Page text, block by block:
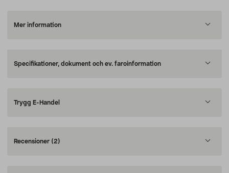
Mer information
Specifikationer, dokument och ev. faroinformation
Trygg E-Handel
Recensioner (2)